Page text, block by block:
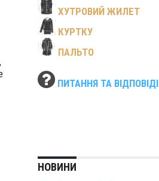
ХУТРОВИЙ ЖИЛЕТ
КУРТКУ
ПАЛЬТО
ПИТАННЯ ТА ВІДПОВІДІ
НОВИНИ